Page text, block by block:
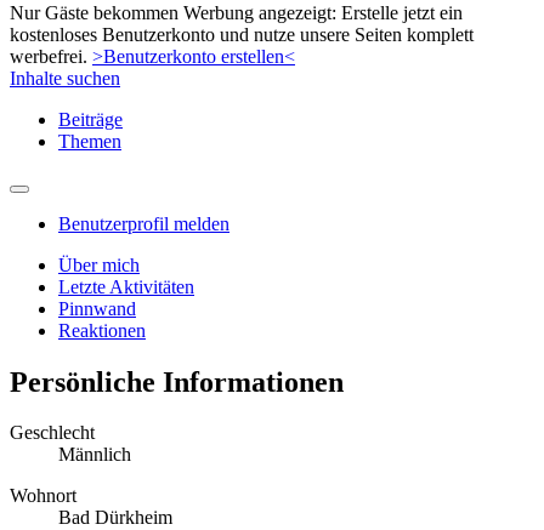
Nur Gäste bekommen Werbung angezeigt: Erstelle jetzt ein
kostenloses Benutzerkonto und nutze unsere Seiten komplett
werbefrei. >Benutzerkonto erstellen<
Inhalte suchen
Beiträge
Themen
Benutzerprofil melden
Über mich
Letzte Aktivitäten
Pinnwand
Reaktionen
Persönliche Informationen
Geschlecht
Männlich
Wohnort
Bad Dürkheim